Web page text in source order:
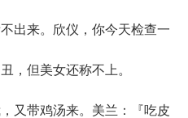
出来。欣仪，你今天检查一
，但美女还称不上。
带鸡汤来。美兰：『吃皮